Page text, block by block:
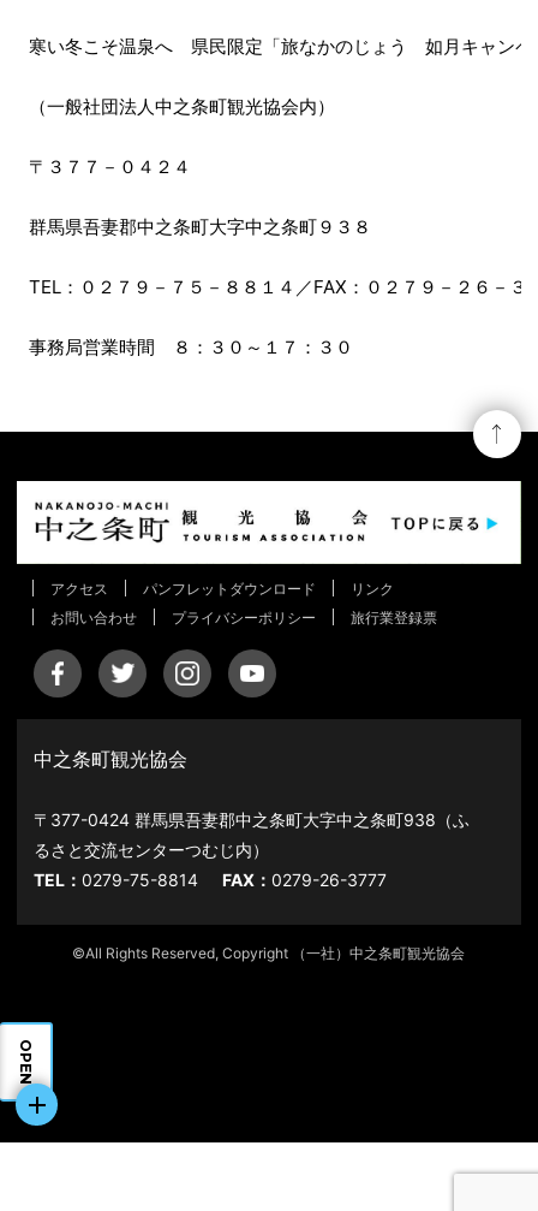
OPEN
寒い冬こそ温泉へ 県民限定「旅なかのじょう 如月キャンペ
（一般社団法人中之条町観光協会内）
〒３７７－０４２４
群馬県吾妻郡中之条町大字中之条町９３８
TEL：０２７９－７５－８８１４／FAX：０２７９－２６－
事務局営業時間 ８：３０～１７：３０
アクセス パンフレットダウンロード
リンク
お問い合わせ
プライバシーポリシー 旅行業登録票
中之条町観光協会
〒377-0424 群馬県吾妻郡中之条町大字中之条町938（ふ
るさと交流センターつむじ内）
TEL：0279-75-8814 FAX：0279-26-3777
©All Rights Reserved, Copyright （一社）中之条町観光協会